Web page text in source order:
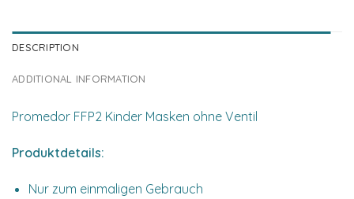
DESCRIPTION
ADDITIONAL INFORMATION
Promedor FFP2 Kinder Masken ohne Ventil
Produktdetails:
Nur zum einmaligen Gebrauch